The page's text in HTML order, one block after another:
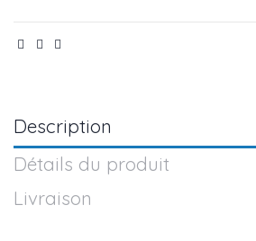
Description
Détails du produit
Livraison